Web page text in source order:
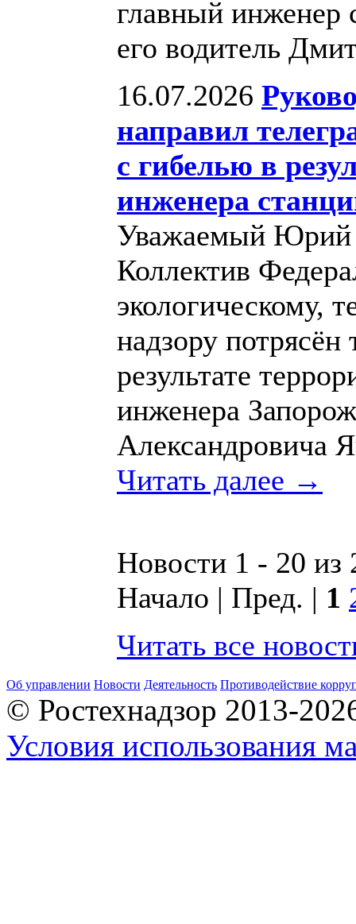
главный инженер
его водитель
16.07.2026
направил
с гибелью в
инженера
Уважаемый Юрий
Коллектив
экологическому,
надзору потрясён
результате
инженера
Александровича
Читать далее →
Новости 1 - 20 из
Начало | Пред. | 1
Читать все
Об управлении Новости Деятельность Противодействие
© Ростехнадзор 2013-
Условия использования